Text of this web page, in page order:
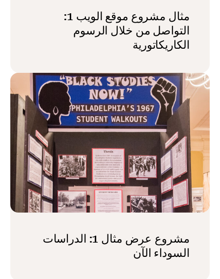
مثال مشروع موقع الويب 1:
التواصل من خلال الرسوم
الكاريكاتورية
مشروع عرض مثال 1: الدراسات
السوداء الآن